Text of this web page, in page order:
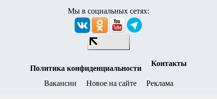
Мы в социальных сетях:
Политика конфиденциальности
Контакты
Вакансии Новое на сайте Реклама